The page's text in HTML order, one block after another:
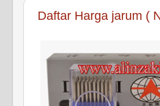
Daftar Harga jarum (